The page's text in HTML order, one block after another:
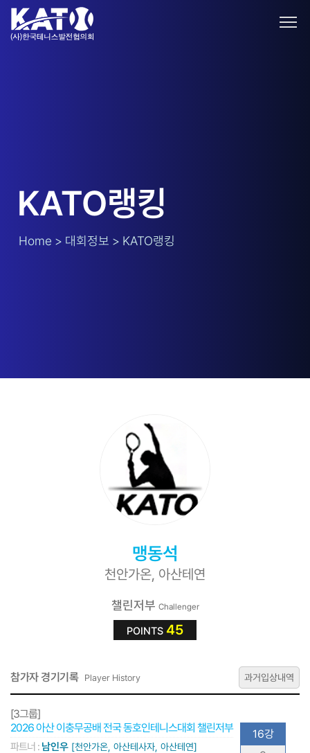
KATO랭킹
Home > 대회정보 > KATO랭킹
맹동석
천안가온, 아산테연
챌린저부 Challenger
POINTS 45
참가자 경기기록 Player History 과거입상내역
[3그룹]
2026 아산 이충무공배 전국 동호인테니스대회 챌린저부
파트너 : 남인우 [천안가온, 아산테사자, 아산테연]
16강